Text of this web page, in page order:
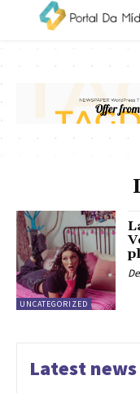
UNCATEGORIZED
Latest news